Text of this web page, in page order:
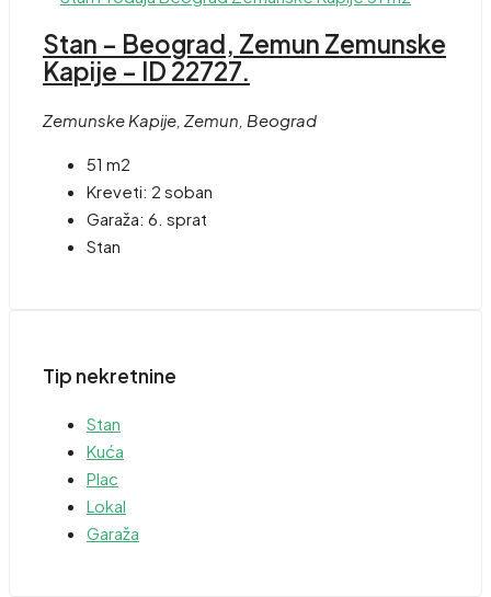
Stan – Beograd, Zemun Zemunske
Kapije – ID 22727.
Zemunske Kapije, Zemun, Beograd
51 m2
Kreveti: 2 soban
Garaža: 6. sprat
Stan
Tip nekretnine
Stan
Kuća
Plac
Lokal
Garaža